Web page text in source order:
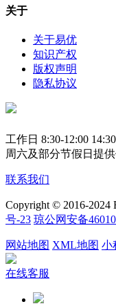
关于
关于易优
知识产权
版权声明
隐私协议
工作日 8:30-12:00
周六及部分节假日提
联系我们
Copyright © 2016-2024
号-23 琼公网安备
网站地图 XML地图 小
在线客服